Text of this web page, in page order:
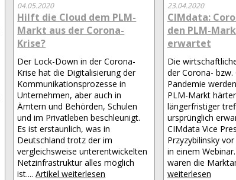
04.05.2020
Hilft die Cloud dem PLM-
Markt aus der Corona-
Krise?
Der Lock-Down in der Corona-
Krise hat die Digitalisierung der
Kommunikationsprozesse in
Unternehmen, aber auch in
Ämtern und Behörden, Schulen
und im Privatleben beschleunigt.
Es ist erstaunlich, was in
Deutschland trotz der im
vergleichsweise unterentwickelten
Netzinfrastruktur alles möglich
ist....Artikel weiterlesen
23.04.2020
CIMdata:
den PLM-
erwartet
Die
der Corona- bzw.
Pandemie
PLM-Markt
längerfristiger
ursprünglich
CIMdata Vice
Przyzybilinsky
in einem
waren die
weiterlesen